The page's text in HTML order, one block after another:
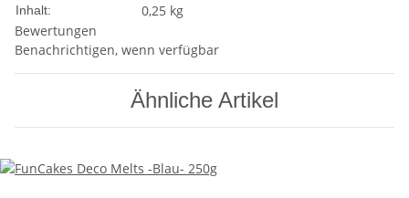
Inhalt:
0,25 kg
Bewertungen
Benachrichtigen, wenn verfügbar
Ähnliche Artikel